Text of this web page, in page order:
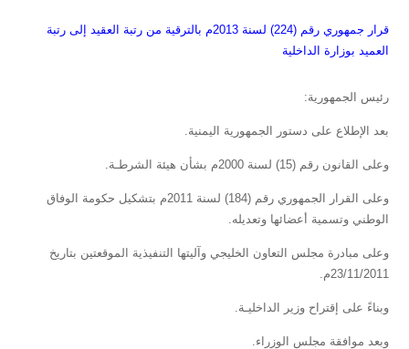
قرار جمهوري رقم (224) لسنة 2013م بالترقية من رتبة العقيد إلى رتبة
العميد بوزارة الداخلية
رئيس الجمهورية:
بعد الإطلاع على دستور الجمهورية اليمنية.
وعلى القانون رقم (15) لسنة 2000م بشأن هيئة الشرطـة.
وعلى القرار الجمهوري رقم (184) لسنة 2011م بتشكيل حكومة الوفاق
الوطني وتسمية أعضائها وتعديله.
وعلى مبادرة مجلس التعاون الخليجي وآليتها التنفيذية الموقعتين بتاريخ
23/11/2011م.
وبناءً على إقتراح وزير الداخليـة.
وبعد موافقة مجلس الوزراء.